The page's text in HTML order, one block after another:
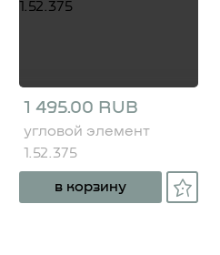
1 495.00 RUB
угловой элемент
1.52.375
в корзину